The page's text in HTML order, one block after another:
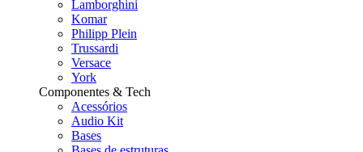
Lamborghini
Komar
Philipp Plein
Trussardi
Versace
York
Componentes & Tech
Acessórios
Audio Kit
Bases